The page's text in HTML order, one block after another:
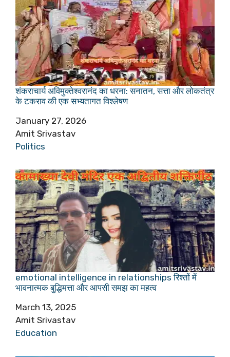
शंकराचार्य अविमुक्तेश्वरानंद का धरना: सनातन, सत्ता और लोकतंत्र
के टकराव की एक सभ्यतागत विश्लेषण
Date
January 27, 2026
Author
Amit Srivastav
In relation to
Politics
emotional intelligence in relationships रिश्तों में
भावनात्मक बुद्धिमत्ता और आपसी समझ का महत्व
Date
March 13, 2025
Author
Amit Srivastav
In relation to
Education